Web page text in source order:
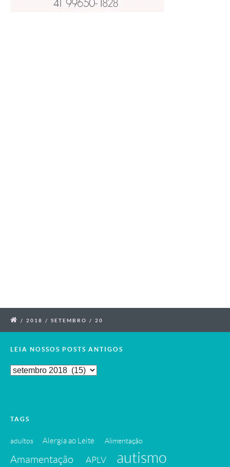
/ 2018 / SETEMBRO / 20
LEIA NOSSOS POSTS ANTIGOS
Leia
TAGS
adultos Alergia ao Leite Alimentação
Amamentação APLV
autismo